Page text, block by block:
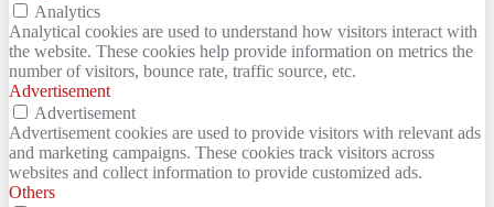
Analytics
Analytical cookies are used to understand how visitors interact with
the website. These cookies help provide information on metrics the
number of visitors, bounce rate, traffic source, etc.
Advertisement
Advertisement
Advertisement cookies are used to provide visitors with relevant ads
and marketing campaigns. These cookies track visitors across
websites and collect information to provide customized ads.
Others